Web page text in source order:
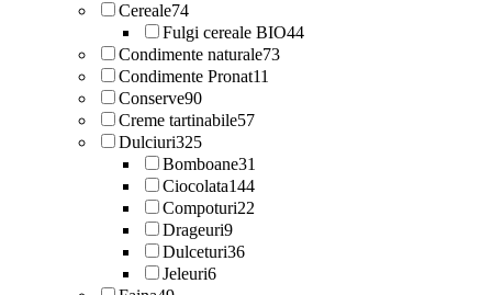
Cereale74
Fulgi cereale BIO44
Condimente naturale73
Condimente Pronat11
Conserve90
Creme tartinabile57
Dulciuri325
Bomboane31
Ciocolata144
Compoturi22
Drageuri9
Dulceturi36
Jeleuri6